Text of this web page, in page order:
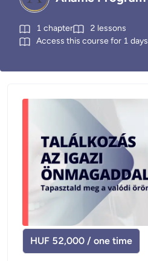
1 chapter 2 lessons
Access this course for 1 days
HUF 52,000 / one time